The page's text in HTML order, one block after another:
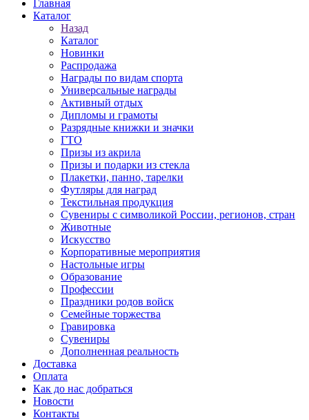
Главная
Каталог
Назад
Каталог
Новинки
Распродажа
Награды по видам спорта
Универсальные награды
Активный отдых
Дипломы и грамоты
Разрядные книжки и значки
ГТО
Призы из акрила
Призы и подарки из стекла
Плакетки, панно, тарелки
Футляры для наград
Текстильная продукция
Сувениры с символикой России, регионов, стран
Животные
Искусство
Корпоративные мероприятия
Настольные игры
Образование
Профессии
Праздники родов войск
Семейные торжества
Гравировка
Сувениры
Дополненная реальность
Доставка
Оплата
Как до нас добраться
Новости
Контакты